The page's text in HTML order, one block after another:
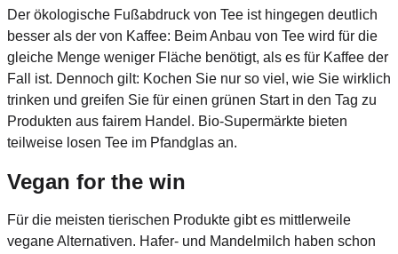
Der ökologische Fußabdruck von Tee ist hingegen deutlich
besser als der von Kaffee: Beim Anbau von Tee wird für die
gleiche Menge weniger Fläche benötigt, als es für Kaffee der
Fall ist. Dennoch gilt: Kochen Sie nur so viel, wie Sie wirklich
trinken und greifen Sie für einen grünen Start in den Tag zu
Produkten aus fairem Handel. Bio-Supermärkte bieten
teilweise losen Tee im Pfandglas an.
Vegan for the win
Für die meisten tierischen Produkte gibt es mittlerweile
vegane Alternativen. Hafer- und Mandelmilch haben schon